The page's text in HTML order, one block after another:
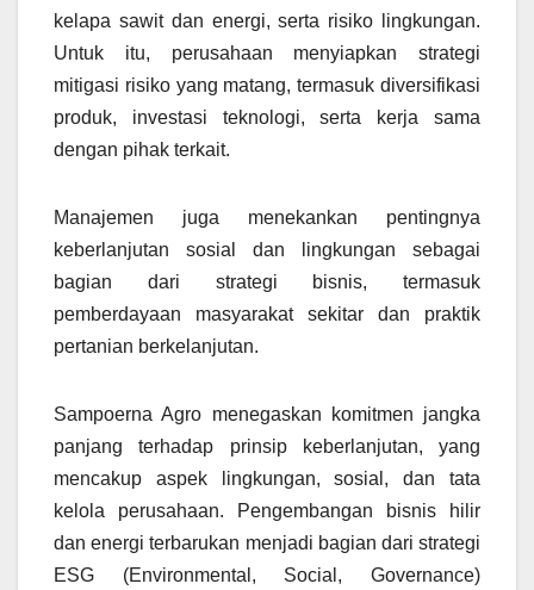
kelapa sawit dan energi, serta risiko lingkungan.
Untuk itu, perusahaan menyiapkan strategi
mitigasi risiko yang matang, termasuk diversifikasi
produk, investasi teknologi, serta kerja sama
dengan pihak terkait.
Manajemen juga menekankan pentingnya
keberlanjutan sosial dan lingkungan sebagai
bagian dari strategi bisnis, termasuk
pemberdayaan masyarakat sekitar dan praktik
pertanian berkelanjutan.
Sampoerna Agro menegaskan komitmen jangka
panjang terhadap prinsip keberlanjutan, yang
mencakup aspek lingkungan, sosial, dan tata
kelola perusahaan. Pengembangan bisnis hilir
dan energi terbarukan menjadi bagian dari strategi
ESG (Environmental, Social, Governance)